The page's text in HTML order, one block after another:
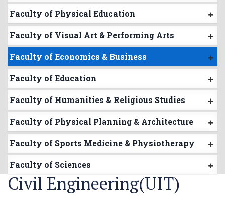
Faculty of Physical Education
Faculty of Visual Art & Performing Arts
Faculty of Economics & Business
Faculty of Education
Faculty of Humanities & Religious Studies
Faculty of Physical Planning & Architecture
Faculty of Sports Medicine & Physiotherapy
Faculty of Sciences
Civil Engineering(UIT)